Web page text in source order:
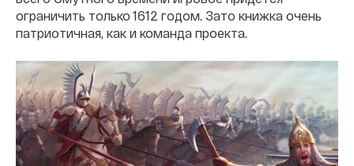
ограничить только 1612 годом. Зато книжка очень
патриотичная, как и команда проекта.